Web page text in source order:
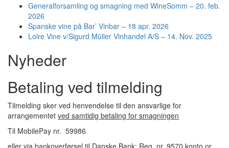
Generalforsamling og smagning med WineSomm – 20. feb.
2026
Spanske vine på Bar’ Vinbar – 18 apr. 2026
Loire Vine v/Sigurd Müller Vinhandel A/S – 14. Nov. 2025
Nyheder
Betaling ved tilmelding
Tilmelding sker ved henvendelse til den ansvarlige for
arrangementet ved samtidig betaling for smagningen
Til MobilePay nr. 59986